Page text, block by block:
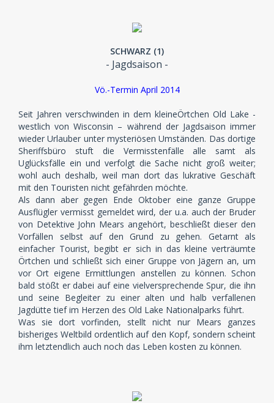
SCHWARZ (1)
- Jagdsaison -
Vö.-Termin April 2014
Seit Jahren verschwinden in dem kleineÖrtchen Old Lake -
westlich von Wisconsin – während der Jagdsaison immer
wieder Urlauber unter mysteriösen Umständen. Das dortige
Sheriffsbüro stuft die Vermisstenfälle alle samt als
Uglücksfälle ein und verfolgt die Sache nicht groß weiter;
wohl auch deshalb, weil man dort das lukrative Geschäft
mit den Touristen nicht gefährden möchte.
Als dann aber gegen Ende Oktober eine ganze Gruppe
Ausflügler vermisst gemeldet wird, der u.a. auch der Bruder
von Detektive John Mears angehört, beschließt dieser den
Vorfällen selbst auf den Grund zu gehen. Getarnt als
einfacher Tourist, begibt er sich in das kleine verträumte
Örtchen und schließt sich einer Gruppe von Jägern an, um
vor Ort eigene Ermittlungen anstellen zu können. Schon
bald stößt er dabei auf eine vielversprechende Spur, die ihn
und seine Begleiter zu einer alten und halb verfallenen
Jagdütte tief im Herzen des Old Lake Nationalparks führt.
Was sie dort vorfinden, stellt nicht nur Mears ganzes
bisheriges Weltbild ordentlich auf den Kopf, sondern scheint
ihm letztendlich auch noch das Leben kosten zu können.